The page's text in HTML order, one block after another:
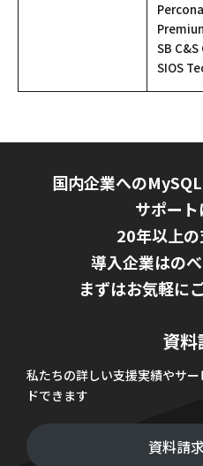
SB C&S
SIOS
国内企業への
サポート
20年以上の
導入企業はの
まずはお気軽に
資
私たちの詳しい支援実績やサ
ドできます
資料請